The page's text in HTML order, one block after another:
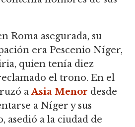
Roma asegurada, su
era Pescenio Níger,
quien tenía diez
el trono. En el
aAsia Menor desde
a Níger y sus
asedió a la ciudad de